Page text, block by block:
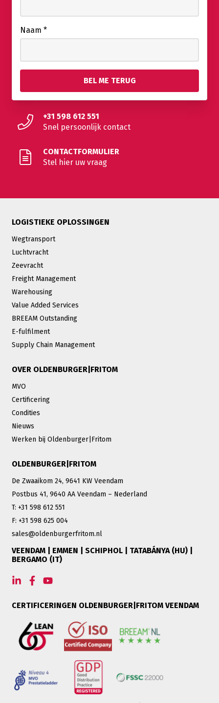
Naam *
+31 598 612 551
Snel persoonlijk contact
CONTACTFORMULIER
Stel hier uw vraag
LOGISTIEKE OPLOSSINGEN
Wegtransport
Luchtvracht
Zeevracht
Freight Management
Warehousing
Value Added Services
BREEAM Outstanding
E-fulfilment
Supply Chain Management
OVER OLDENBURGER|FRITOM
MVO
Certificering
Condities
Nieuws
Werken bij Oldenburger|Fritom
OLDENBURGER|FRITOM
De Zwaaikom 24, 9641 KW Veendam
Postbus 41, 9640 AA Veendam – Nederland
T: +31 598 612 551
F: +31 598 625 004
sales@oldenburgerfritom.nl
VEENDAM | EMMEN | SCHIPHOL | TATABÁNYA (HU) |
BERGAMO (IT)
CERTIFICERINGEN OLDENBURGER|FRITOM VEENDAM